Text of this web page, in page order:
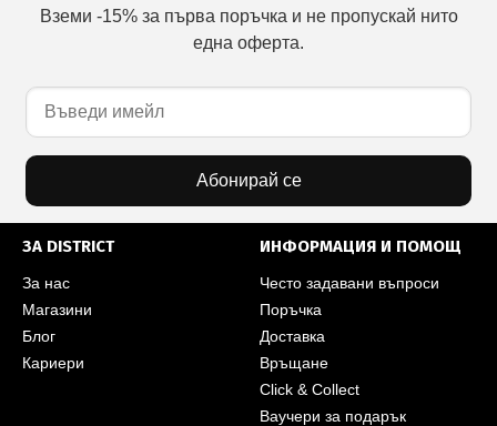
Вземи -15% за първа поръчка и не пропускай нито
една оферта.
Абонирай се
ЗА DISTRICT
За нас
Магазини
Блог
Кариери
ИНФОРМАЦИЯ И ПОМОЩ
Често задавани въпроси
Поръчка
Доставка
Връщане
Click & Collect
Ваучери за подарък